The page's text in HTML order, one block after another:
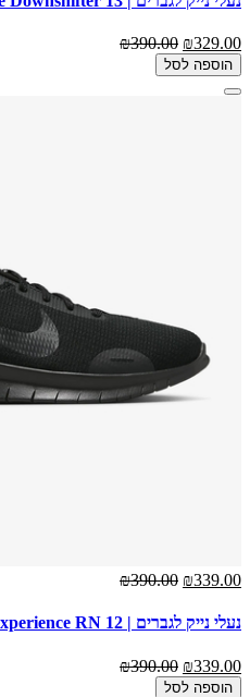
₪329.00
₪390.00
הוספה לסל
₪339.00
₪390.00
נעלי נייק לגברים | Nike Flex Experience RN 12
₪339.00
₪390.00
הוספה לסל